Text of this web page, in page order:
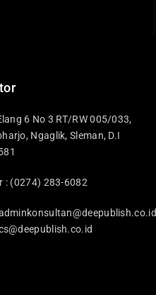
6 No 3 RT/RW 005/033,
Ngaglik, Sleman, D.I
: (0274) 283-6082